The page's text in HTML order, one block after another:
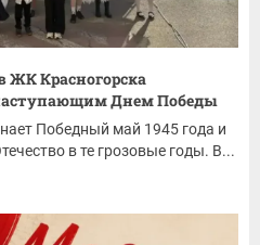
ЖК Красногорска
Днем Победы
Победный май 1945 года и
в те грозовые годы. В...